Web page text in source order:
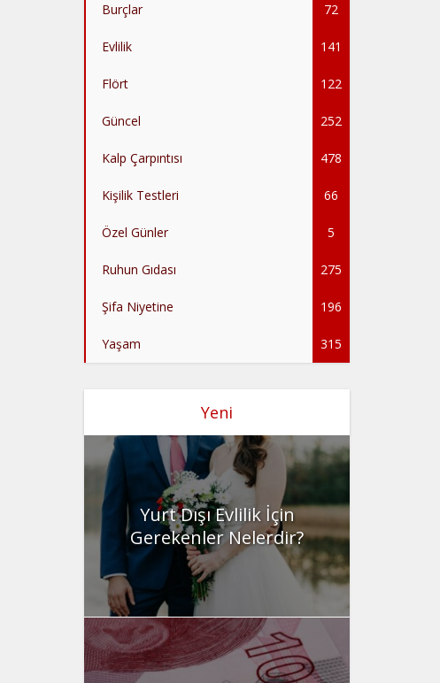
Burçlar 72
Evlilik 141
Flört 122
Güncel 252
Kalp Çarpıntısı 478
Kişilik Testleri 66
Özel Günler 5
Ruhun Gıdası 275
Şifa Niyetine 196
Yaşam 315
Yeni
Yurt Dışı Evlilik İçin
Gerekenler Nelerdir?